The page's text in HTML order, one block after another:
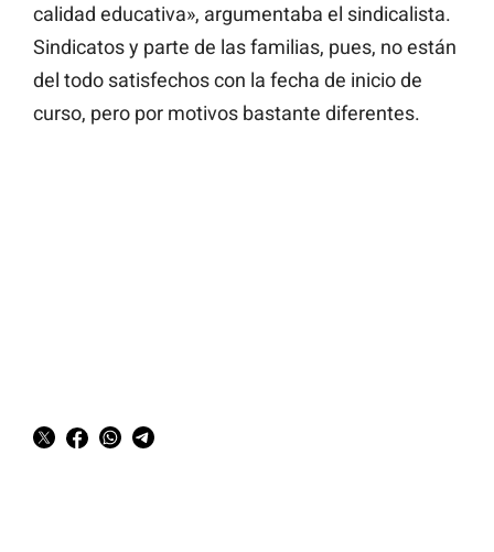
calidad educativa», argumentaba el sindicalista.
Sindicatos y parte de las familias, pues, no están
del todo satisfechos con la fecha de inicio de
curso, pero por motivos bastante diferentes.